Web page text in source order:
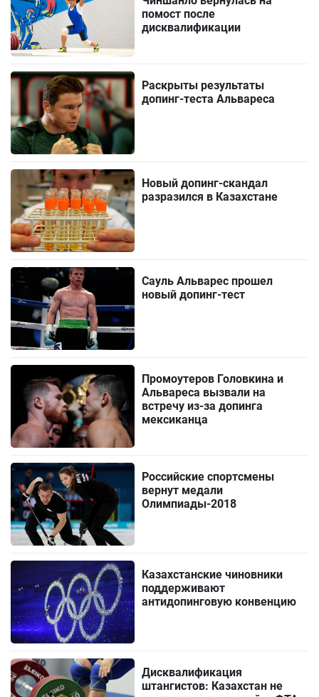
помост после
дисквалификации
Раскрыты результаты
допинг-теста Альвареса
Новый допинг-скандал
разразился в Казахстане
Сауль Альварес прошел
новый допинг-тест
Промоутеров Головкина и
Альвареса вызвали на
встречу из-за допинга
мексиканца
Российские спортсмены
вернут медали
Олимпиады-2018
Казахстанские чиновники
поддерживают
антидопинговую конвенцию
Дисквалификация
штангистов: Казахстан не